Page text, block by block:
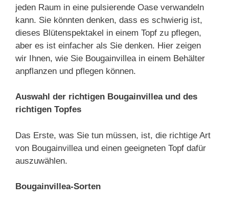
jeden Raum in eine pulsierende Oase verwandeln
kann. Sie könnten denken, dass es schwierig ist,
dieses Blütenspektakel in einem Topf zu pflegen,
aber es ist einfacher als Sie denken. Hier zeigen
wir Ihnen, wie Sie Bougainvillea in einem Behälter
anpflanzen und pflegen können.
Auswahl der richtigen Bougainvillea und des
richtigen Topfes
Das Erste, was Sie tun müssen, ist, die richtige Art
von Bougainvillea und einen geeigneten Topf dafür
auszuwählen.
Bougainvillea-Sorten